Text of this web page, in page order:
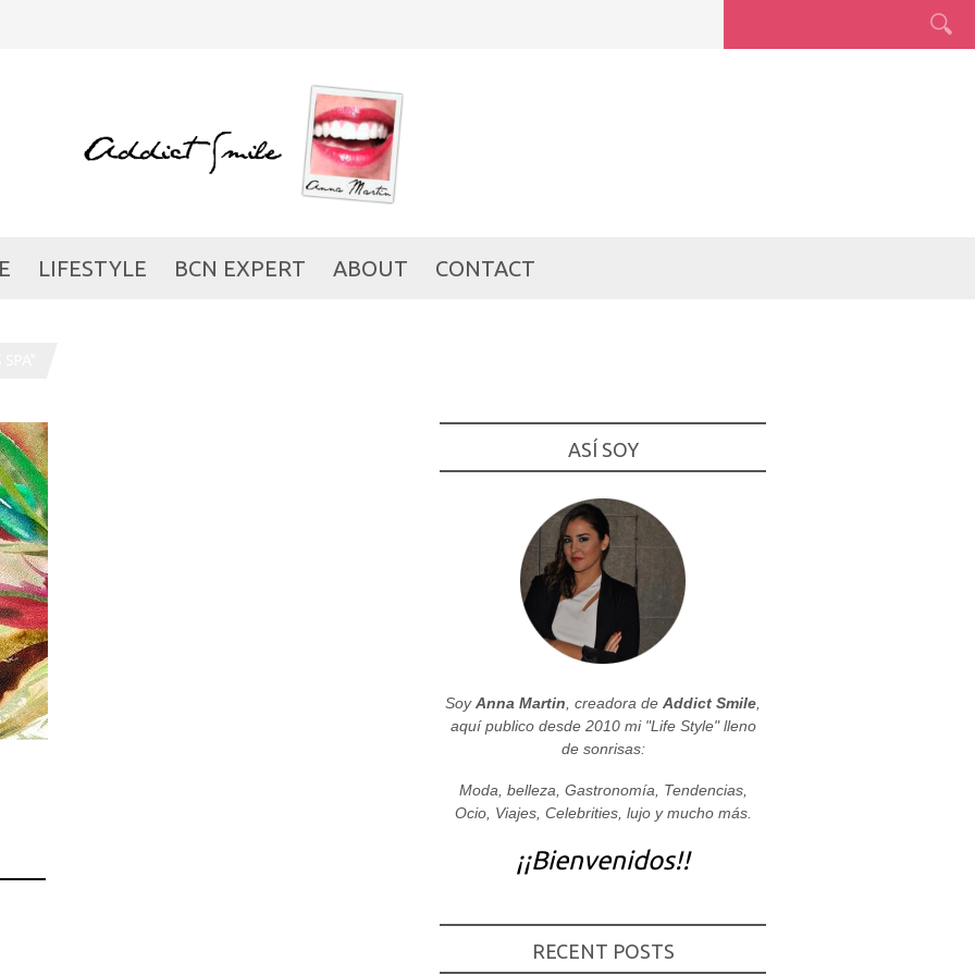
LIFESTYLE BCN EXPERT ABOUT CONTACT
ASÍ SOY
SoyAnna Martin , creadora de Addict Smile
aquí publico desde 2010 mi "Life Style" lleno
de sonrisas:
Moda, belleza, Gastronomía, Tendencias,
Ocio, Viajes, Celebrities, lujo y mucho más.
¡¡Bienvenidos!!
RECENT POSTS